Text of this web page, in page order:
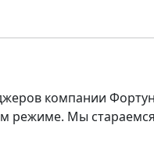
компании
режиме. Мы